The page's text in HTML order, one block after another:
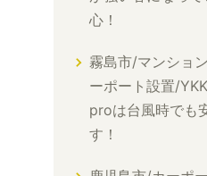
心！
霧島市/マンショ
ーポート設置/
proは台風時でも
す！